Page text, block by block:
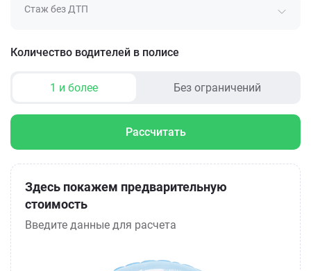
Стаж без ДТП
Количество водителей в полисе
1 и более Без ограничений
Рассчитать
Здесь покажем предварительную
стоимость
Введите данные для расчета